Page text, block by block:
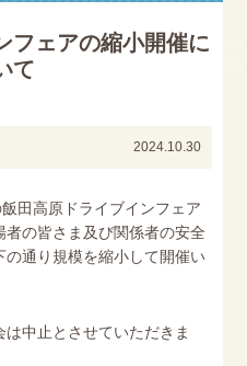
フェアの縮小開催に
て
2024.10.30
田高原ドライブインフェア
の皆さま及び関係者の安全
通り規模を縮小して開催い
中止とさせていただきま